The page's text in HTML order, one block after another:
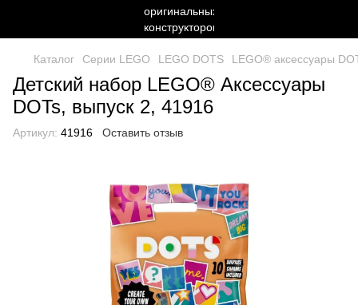
Каталог Серии LEGO LEGO DOTS LEGO® аксессуары
Детский набор LEGO® Аксессуары
DOTs, выпуск 2, 41916
Артикул: 41916 Оставить отзыв